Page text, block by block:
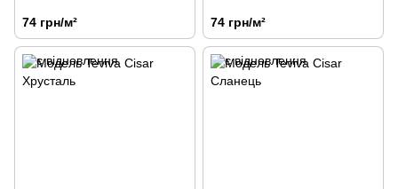
74 грн/м² 74 грн/м²